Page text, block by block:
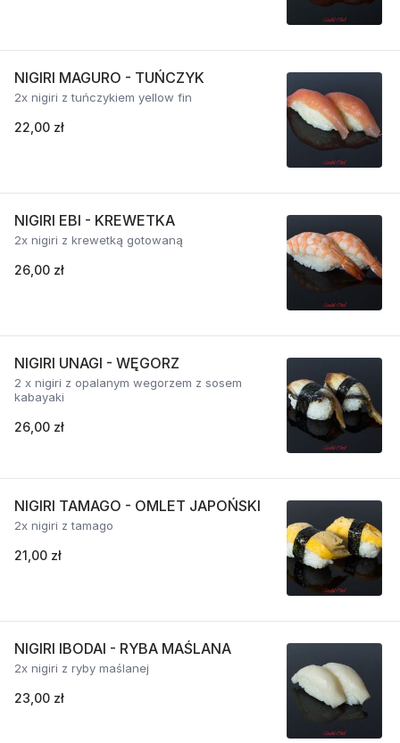
NIGIRI MAGURO - TUŃCZYK
2x nigiri z tuńczykiem yellow fin
22,00 zł
NIGIRI EBI - KREWETKA
2x nigiri z krewetką gotowaną
26,00 zł
NIGIRI UNAGI - WĘGORZ
2 x nigiri z opalanym wegorzem z sosem
kabayaki
26,00 zł
NIGIRI TAMAGO - OMLET JAPOŃSKI
2x nigiri z tamago
21,00 zł
NIGIRI IBODAI - RYBA MAŚLANA
2x nigiri z ryby maślanej
23,00 zł